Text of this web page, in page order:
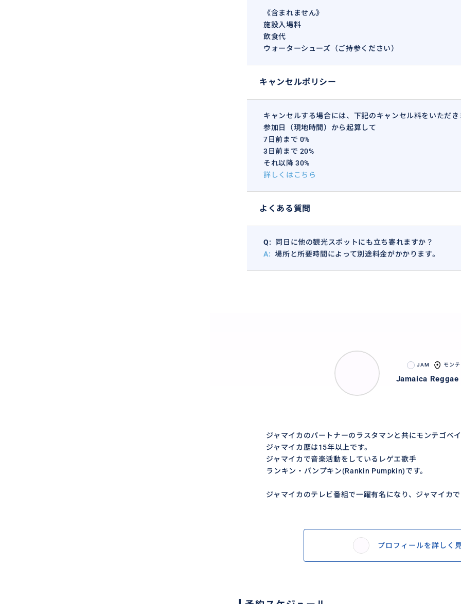
食事＞＞1時間
オチョリオスの街＆ボブマーリーのコーヒーショップ
帰路 ＞＞2時間弱
モンテゴベイ着
出発時間はご希望に準じます。
（例・午前中はショッピングしてから午後出発したい・・
《含まれません》
施設入場料
飲食代
ウォーターシューズ（ご持参ください）
キャンセルポリシー
キャンセルする場合には、下記のキャンセル料をいただき
参加日（現地時間）から起算して
7日前まで 0%
3日前まで 20%
それ以降 30%
詳しくはこちら
よくある質問
Q:
同日に他の観光スポットにも立ち寄れますか？
A: 場所と所要時間によって別途料金がかかります。
JAM モン
Jamaica Reggae
ジャマイカのパートナーのラスタマンと共にモンテゴベ
ジャマイカ歴は15年以上です。
ジャマイカで音楽活動をしているレゲエ歌手
ランキン・パンプキン(Rankin Pumpkin)です。
ジャマイカのテレビ番組で一躍有名になり、ジャマイカ
プロフィールを詳しく